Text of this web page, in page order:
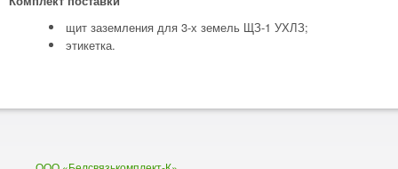
щит заземления для 3-х земель ЩЗ-1 УХЛЗ;
этикетка.